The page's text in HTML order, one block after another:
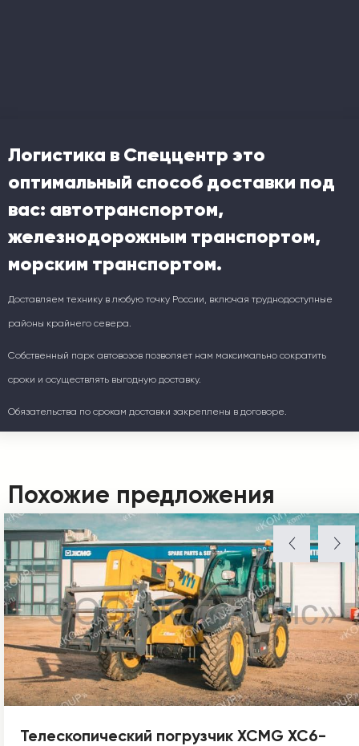
Логистика в Спеццентр это
оптимальный способ доставки под
вас: автотранспортом,
железнодорожным транспортом,
морским транспортом.
Доставляем технику в любую точку России, включая труднодоступные
районы крайнего севера.
Собственный парк автовозов позволяет нам максимально сократить
сроки и осуществлять выгодную доставку.
Обязательства по срокам доставки закреплены в договоре.
Похожие предложения
Телескопический погрузчик XCMG XC6-